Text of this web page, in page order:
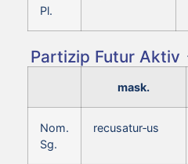
Pl.
Partizip Futur Aktiv
mask.
Nom.
Sg.
recusatur‑us